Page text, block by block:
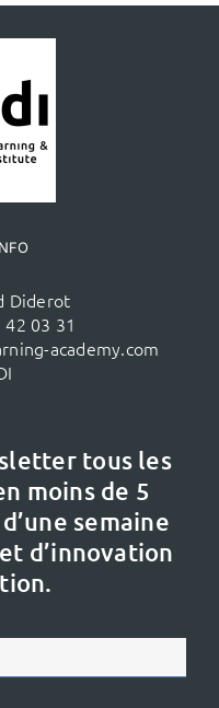
Diderot
03 31
academy.com
tous les
moins de 5
semaine
d’innovation